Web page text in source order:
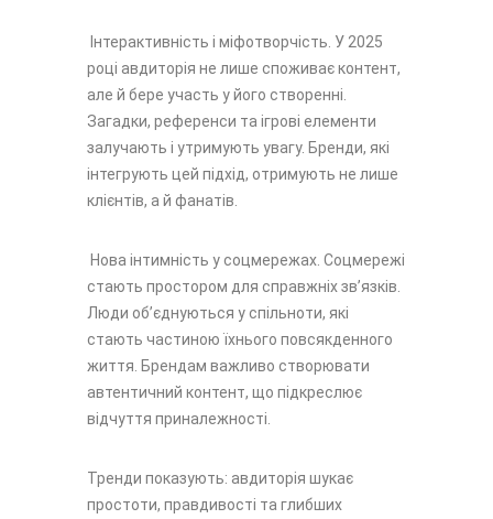
Інтерактивність і міфотворчість. У 2025
році авдиторія не лише споживає контент,
але й бере участь у його створенні.
Загадки, референси та ігрові елементи
залучають і утримують увагу. Бренди, які
інтегрують цей підхід, отримують не лише
клієнтів, а й фанатів.
Нова інтимність у соцмережах. Соцмережі
стають простором для справжніх зв’язків.
Люди об’єднуються у спільноти, які
стають частиною їхнього повсякденного
життя. Брендам важливо створювати
автентичний контент, що підкреслює
відчуття приналежності.
Тренди показують: авдиторія шукає
простоти, правдивості та глибших